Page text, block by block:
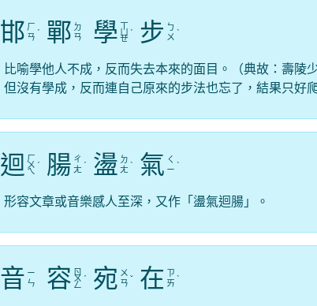
邯 ㄏ
ㄢ ˊ 鄲 ㄉ
ㄢ
學 ㄒ
ㄩ
ㄝ
ˊ 步 ㄅ
ㄨ ˋ
比喻學他人不成，反而失去本來的面目。（典故：壽陵
但沒有學成，反而連自己原來的步法也忘了，結果只好爬
迴 ㄏ
ㄨ
ㄟ
ˊ 腸 ㄔ
ㄤ ˊ 盪 ㄉ
ㄤ ˋ 氣 ㄑ
ㄧ ˋ
形容文章或音樂感人至深，又作「盪氣迴腸」。
音 ㄧ
ㄣ
容 ㄖ
ㄨ
ㄥ
ˊ 宛 ㄨ
ㄢ ˇ 在 ㄗ
ㄞ ˋ